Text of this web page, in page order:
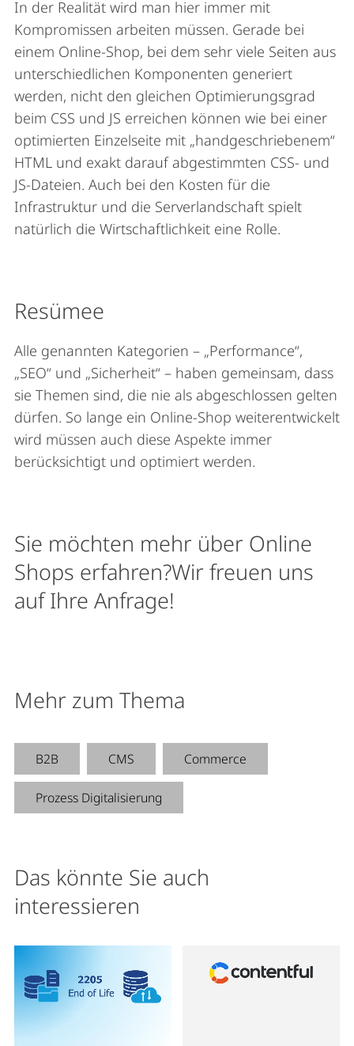
In der Realität wird man hier immer mit
Kompromissen arbeiten müssen. Gerade bei
einem Online-Shop, bei dem sehr viele Seiten aus
unterschiedlichen Komponenten generiert
werden, nicht den gleichen Optimierungsgrad
beim CSS und JS erreichen können wie bei einer
optimierten Einzelseite mit „handgeschriebenem“
HTML und exakt darauf abgestimmten CSS- und
JS-Dateien. Auch bei den Kosten für die
Infrastruktur und die Serverlandschaft spielt
natürlich die Wirtschaftlichkeit eine Rolle.
Resümee
Alle genannten Kategorien – „Performance“,
„SEO“ und „Sicherheit“ – haben gemeinsam, dass
sie Themen sind, die nie als abgeschlossen gelten
dürfen. So lange ein Online-Shop weiterentwickelt
wird müssen auch diese Aspekte immer
berücksichtigt und optimiert werden.
Sie möchten mehr über Online
Shops erfahren?Wir freuen uns
auf Ihre Anfrage!
Mehr zum Thema
B2B CMS Commerce
Prozess Digitalisierung
Das könnte Sie auch
interessieren